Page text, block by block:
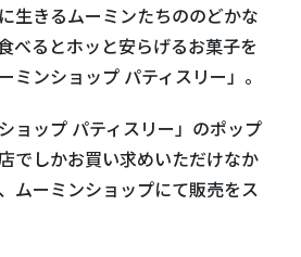
生きるムーミンたちののどかな
べるとホッと安らげるお菓子を
ミンショップ パティスリー」。
ョップ パティスリー」のポップ
でしかお買い求めいただけなか
ムーミンショップにて販売をス